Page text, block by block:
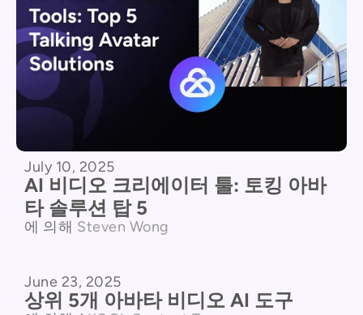
July 10, 2025
AI 비디오 크리에이터 툴: 토킹 아바
타 솔루션 탑 5
에 의해 Steven Wong
제품 비교
June 23, 2025
상위 5개 아바타 비디오 AI 도구